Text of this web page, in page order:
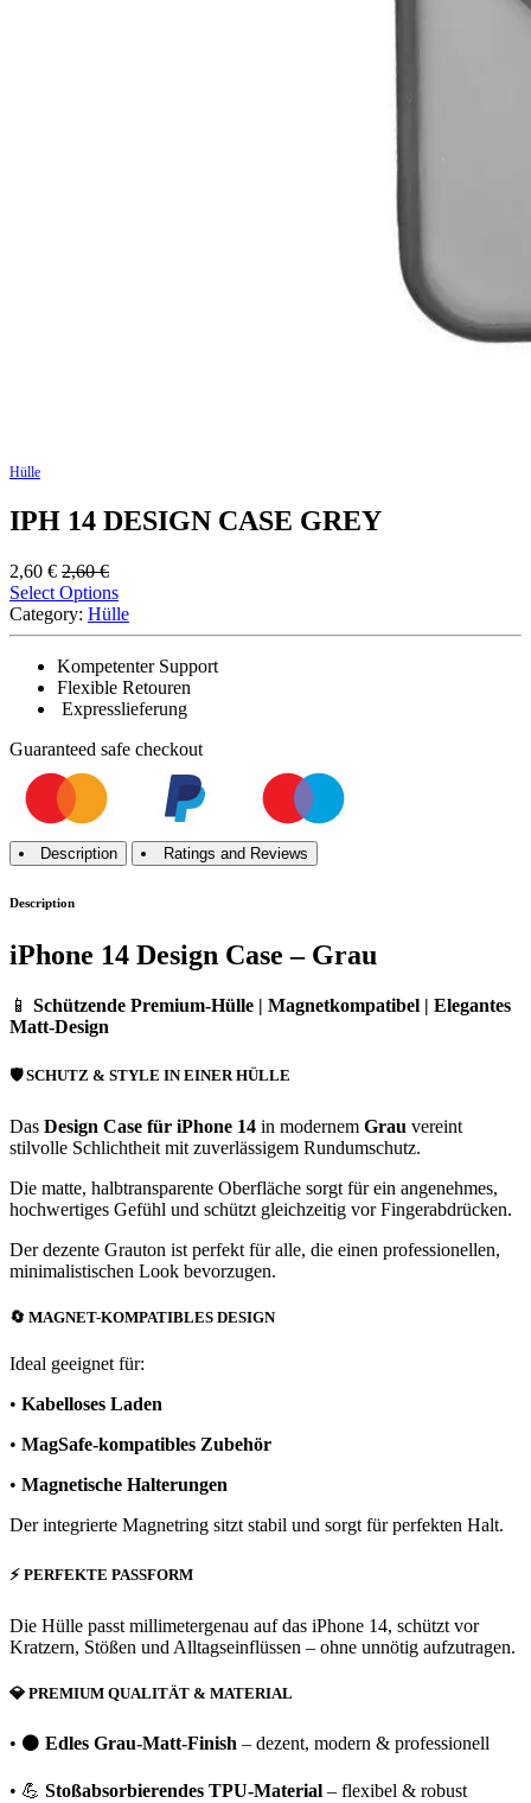
Hülle
IPH 14 DESIGN CASE GREY
2,60 € 2,60€
Select Options
Category: Hülle
Kompetenter Support
Flexible Retouren
Expresslieferung
Guaranteed safe checkout
Description Ratings and Reviews
Description
iPhone 14 Design Case – Grau
📱 Schützende Premium-Hülle | Magnetkompatibel | Elegantes
Matt-Design
🛡️SCHUTZ & STYLE IN EINER HÜLLE
Das Design Case für iPhone 14 in modernem Grau vereint
stilvolle Schlichtheit mit zuverlässigem Rundumschutz.
Die matte, halbtransparente Oberfläche sorgt für ein angenehmes,
hochwertiges Gefühl und schützt gleichzeitig vor Fingerabdrücken.
Der dezente Grauton ist perfekt für alle, die einen professionellen,
minimalistischen Look bevorzugen.
🔄 MAGNET-KOMPATIBLES DESIGN
Ideal geeignet für:
• Kabelloses Laden
• MagSafe-kompatibles Zubehör
• Magnetische Halterungen
Der integrierte Magnetring sitzt stabil und sorgt für perfekten Halt.
⚡ PERFEKTE PASSFORM
Die Hülle passt millimetergenau auf das iPhone 14, schützt vor
Kratzern, Stößen und Alltagseinflüssen – ohne unnötig aufzutragen.
💎 PREMIUM QUALITÄT & MATERIAL
• ⚫ Edles Grau-Matt-Finish – dezent, modern & professionell
• 💪 Stoßabsorbierendes TPU-Material – flexibel & robust